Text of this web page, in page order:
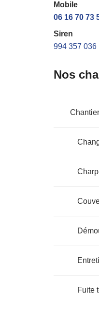
Mobile
06 16 70 73
Siren
994 357 036
Nos
Fuite